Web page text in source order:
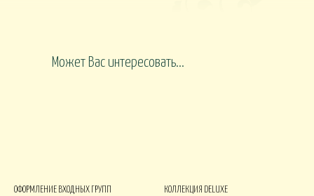
Может Вас интересовать...
ОФОРМЛЕНИЕ ВХОДНЫХ ГРУПП КОЛЛЕКЦИЯ DELUXE